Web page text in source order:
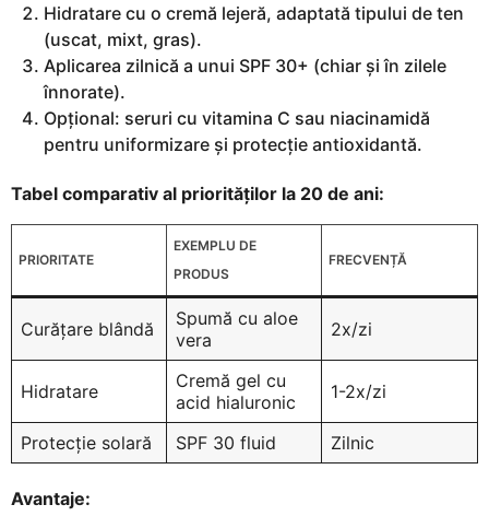
Hidratare cu o cremă lejeră, adaptată tipului de ten
(uscat, mixt, gras).
Aplicarea zilnică a unui SPF 30+ (chiar și în zilele
înnorate).
Opțional: seruri cu vitamina C sau niacinamidă
pentru uniformizare și protecție antioxidantă.
Tabel comparativ al priorităților la 20 de ani:
PRIORITATE
EXEMPLU DE
PRODUS
FRECVENȚĂ
Curățare blândă
Spumă cu aloe
vera
2x/zi
Hidratare
Cremă gel cu
acid hialuronic
1-2x/zi
Protecție solară SPF 30 fluid Zilnic
Avantaje: